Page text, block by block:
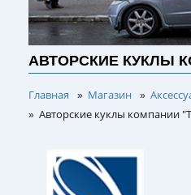
АВТОРСКИЕ КУКЛЫ
Главная » Магазин »
» Авторские куклы компании